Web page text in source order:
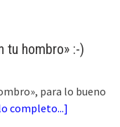
tu hombro» :-)
para lo bueno
completo...]